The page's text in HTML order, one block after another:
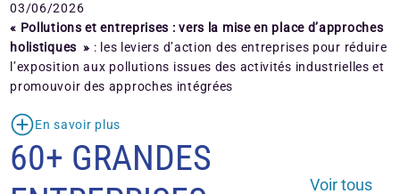
03/06/2026
« Pollutions et entreprises : vers la mise en place d’approches
holistiques » : les leviers d’action des entreprises pour réduire
l’exposition aux pollutions issues des activités industrielles et
promouvoir des approches intégrées
En savoir plus
60+ GRANDES
Voir tous